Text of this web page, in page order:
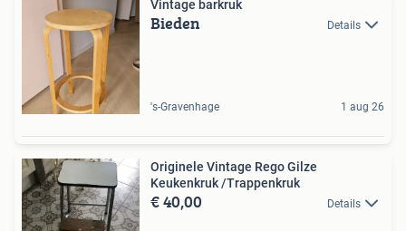
Vintage barkruk
Bieden Details
's-Gravenhage 1 aug 26
Originele Vintage Rego Gilze
Keukenkruk /Trappenkruk
€ 40,00 Details